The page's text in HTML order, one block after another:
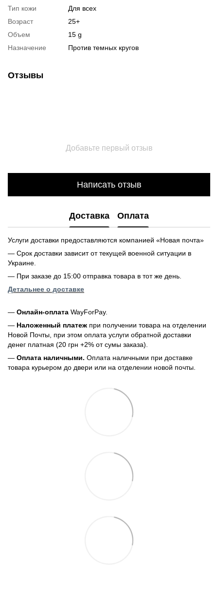
Тип кожи
Для всех
Возраст
25+
Объем
15 g
Назначение
Против темных кругов
Отзывы
Добавьте первый отзыв
Написать отзыв
Доставка Оплата
Услуги доставки предоставляются компанией «Новая почта»
— Срок доставки зависит от текущей военной ситуации в
Украине.
— При заказе до 15:00 отправка товара в тот же день.
Детальнее о доставке
— Онлайн-оплата WayForPay.
— Наложенный платеж при получении товара на отделении
Новой Почты, при этом оплата услуги обратной доставки
денег платная (20 грн +2% от сумы заказа).
— Оплата наличными. Оплата наличными при доставке
товара курьером до двери или на отделении новой почты.